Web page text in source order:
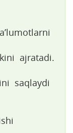
ajratadi.
saqlaydi